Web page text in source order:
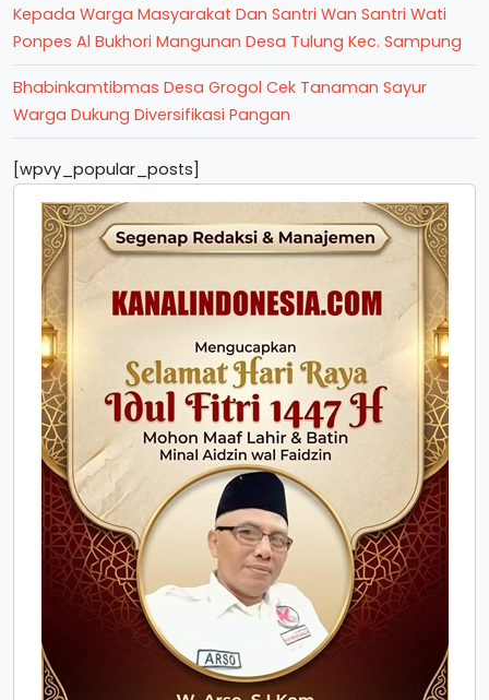
Kepada Warga Masyarakat Dan Santri Wan Santri Wati
Ponpes Al Bukhori Mangunan Desa Tulung Kec. Sampung
Bhabinkamtibmas Desa Grogol Cek Tanaman Sayur
Warga Dukung Diversifikasi Pangan
[wpvy_popular_posts]